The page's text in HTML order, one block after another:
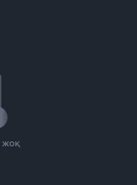
жоқ